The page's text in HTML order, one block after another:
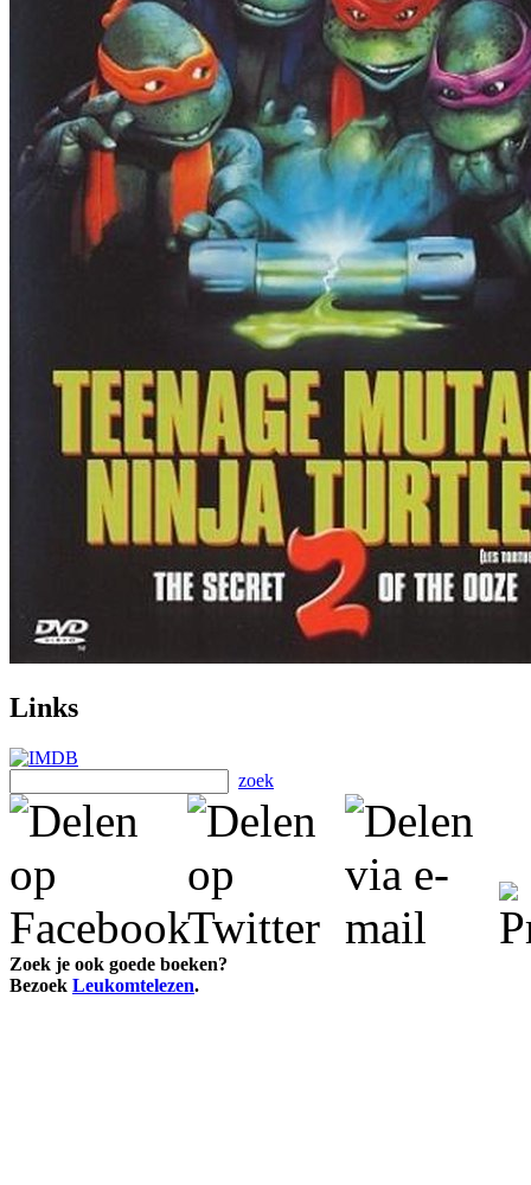
Links
zoek
Zoek je ook goede boeken?
Bezoek Leukomtelezen.